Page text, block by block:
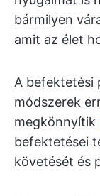
bármilyen
amit az élet
A befektetési
módszerek
megkönnyítik
befektetései
követését és